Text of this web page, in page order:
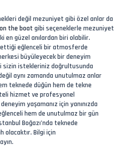
değil mezuniyet gibi özel anlar da
the boat gibi seçeneklerle mezuniyet
en güzel anılardan biri olabilir.
eğlenceli bir atmosferde
büyüleyecek bir deneyim
sizin istekleriniz doğrultusunda
aynı zamanda unutulmaz anlar
teknede düğün hem de tekne
hizmet ve profesyonel
yaşamanız için yanınızda
hem de unutulmaz bir gün
Boğazı’nda teknede
olacaktır. Bilgi için